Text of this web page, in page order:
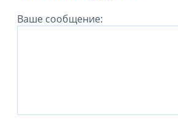
Ваше сообщение: